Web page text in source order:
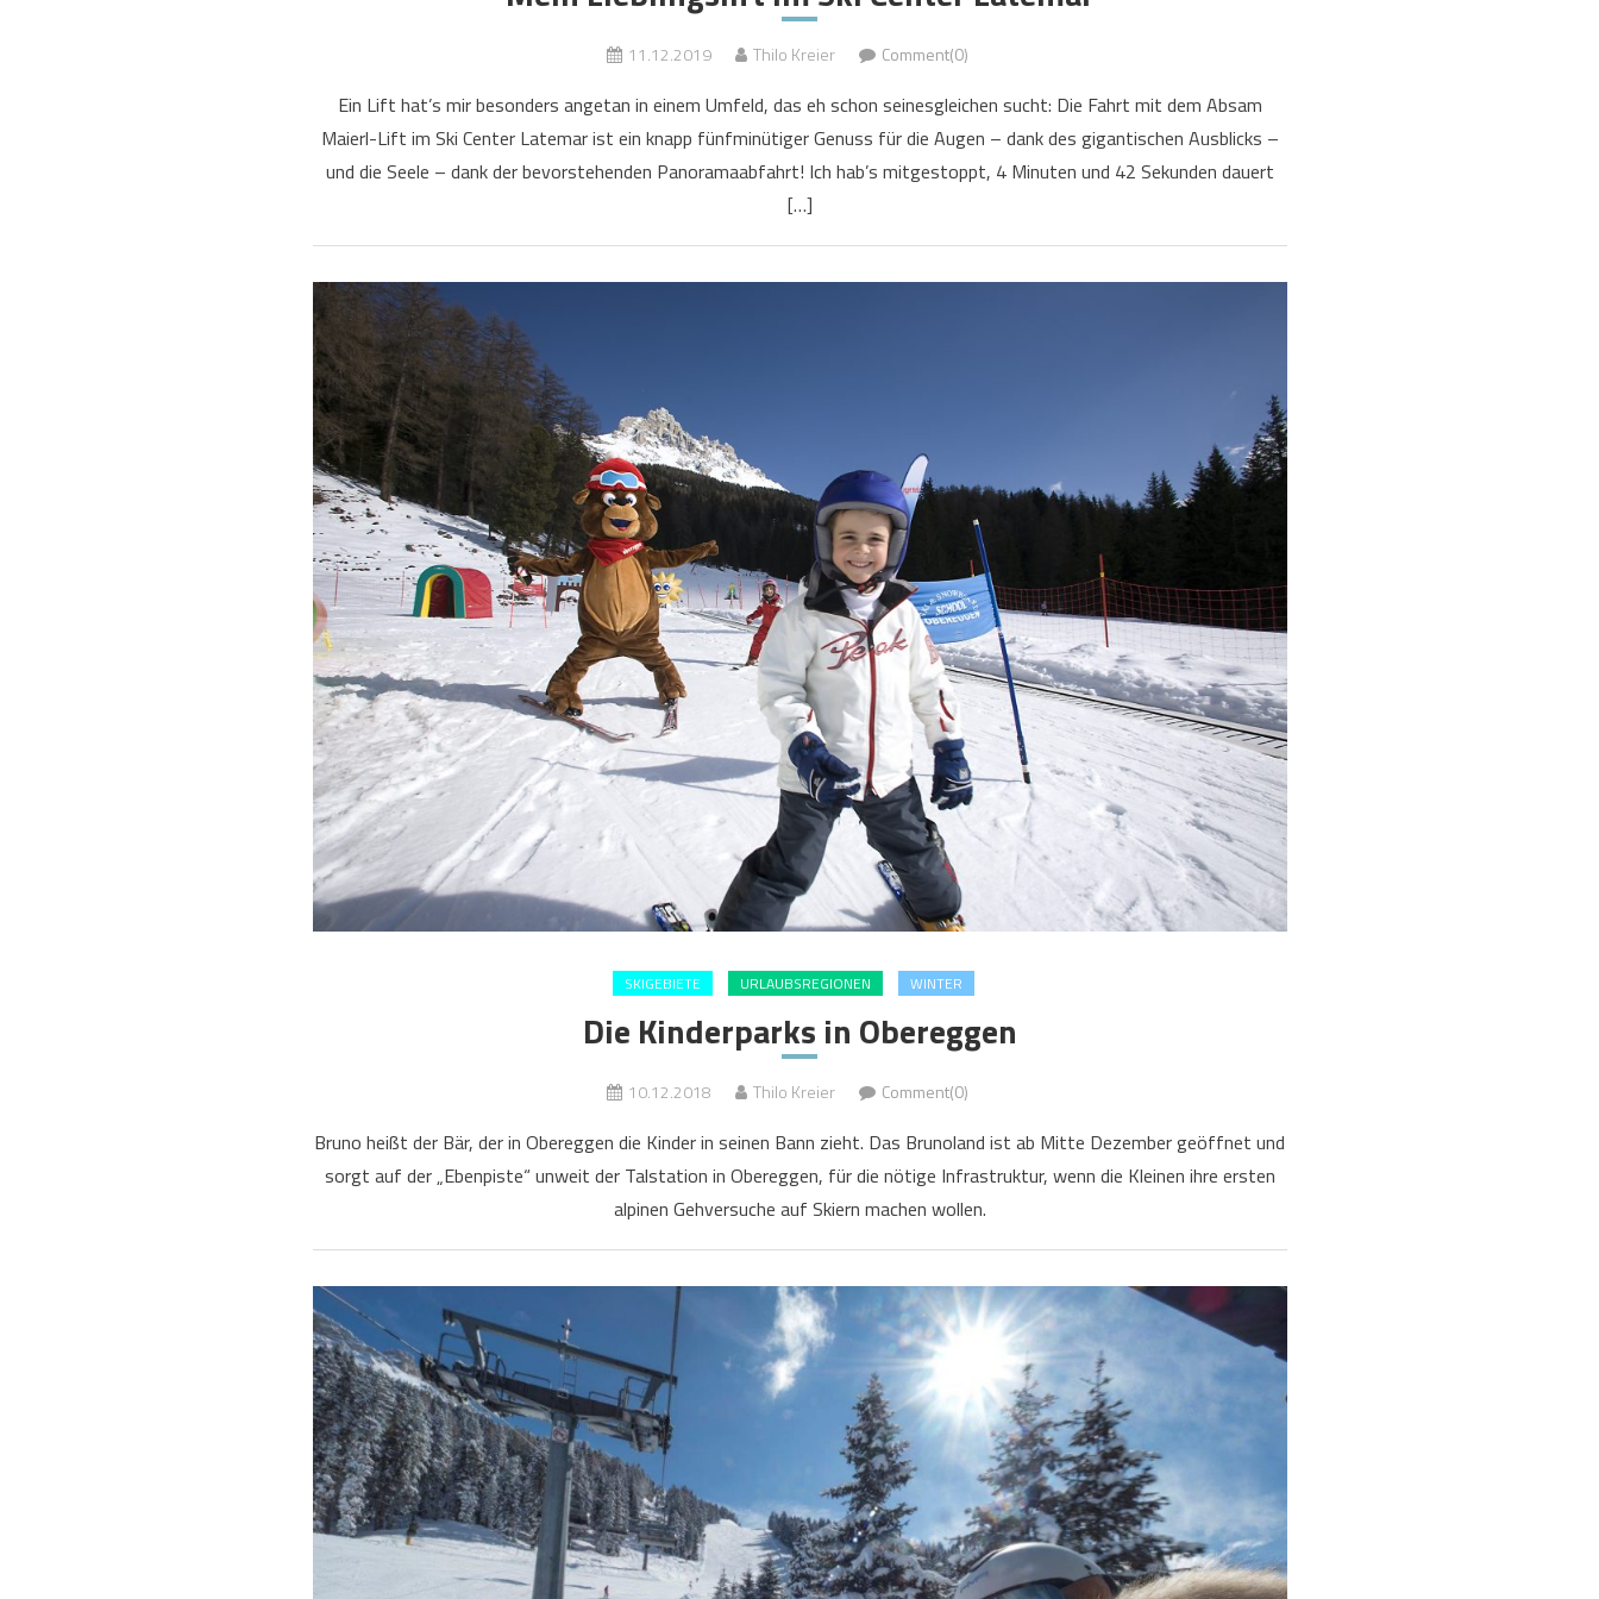
11.12.2019 Thilo Kreier Comment(0)
Ein Lift hat’s mir besonders angetan in einem Umfeld, das eh schon seinesgleichen sucht: Die Fahrt mit dem Absam
Maierl-Lift im Ski Center Latemar ist ein knapp fünfminütiger Genuss für die Augen – dank des gigantischen Ausblicks –
und die Seele – dank der bevorstehenden Panoramaabfahrt! Ich hab’s mitgestoppt, 4 Minuten und 42 Sekunden dauert
[…]
SKIGEBIETE URLAUBSREGIONEN WINTER
Die Kinderparks in Obereggen
10.12.2018 Thilo Kreier Comment(0)
Bruno heißt der Bär, der in Obereggen die Kinder in seinen Bann zieht. Das Brunoland ist ab Mitte Dezember geöffnet und
sorgt auf der „Ebenpiste“ unweit der Talstation in Obereggen, für die nötige Infrastruktur, wenn die Kleinen ihre ersten
alpinen Gehversuche auf Skiern machen wollen.